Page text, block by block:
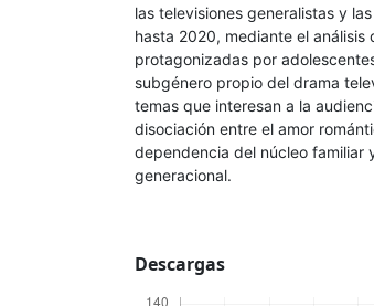
las televisiones generalistas y
hasta 2020, mediante el
protagonizadas por
subgénero propio del drama
temas que interesan a la
disociación entre el amor
dependencia del núcleo familiar
generacional.
Descargas